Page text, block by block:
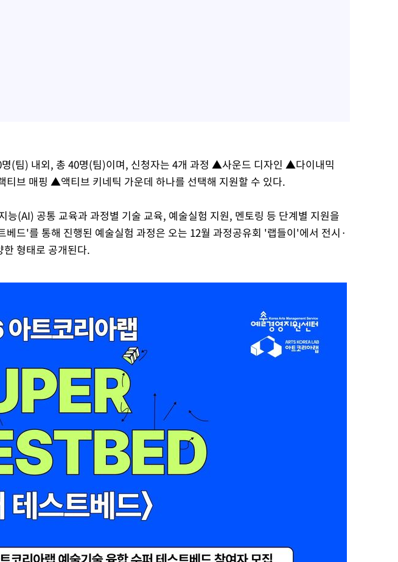
(팀) 내외, 총 40명(팀)이며, 신청자는 4개 과정 ▲사운드 디자인 ▲다이내믹
브 매핑 ▲액티브 키네틱 가운데 하나를 선택해 지원할 수 있다.
능(AI) 공통 교육과 과정별 기술 교육, 예술실험 지원, 멘토링 등 단계별 지원을
베드'를 통해 진행된 예술실험 과정은 오는 12월 과정공유회 '랩들이'에서 전시·
형태로 공개된다.